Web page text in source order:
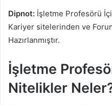
Dipnot: İşletme Profesörü
Kariyer sitelerinden ve
Hazırlanmıştır.
İşletme
Nitelikler